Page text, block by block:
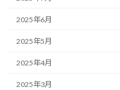
2025年6月
2025年5月
2025年4月
2025年3月